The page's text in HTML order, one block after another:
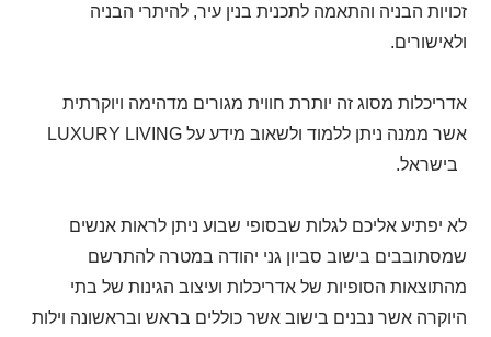
זכויות הבניה והתאמה לתכנית בנין עיר, להיתרי הבניה
ולאישורים.
אדריכלות מסוג זה יותרת חווית מגורים מדהימה ויוקרתית
אשר ממנה ניתן ללמוד ולשאוב מידע עלLUXURY LIVING
בישראל.
לא יפתיע אליכם לגלות שבסופי שבוע ניתן לראות אנשים
שמסתובבים בישוב סביון גני יהודה במטרה להתרשם
מהתוצאות הסופיות של אדריכלות ועיצוב הגינות של בתי
היוקרה אשר נבנים בישוב אשר כוללים בראש ובראשונה וילות